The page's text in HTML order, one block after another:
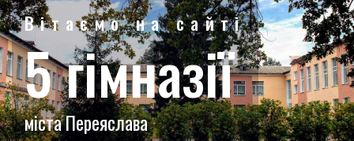
Вітаємо на сайті
5 гімназії
міста Переяслава